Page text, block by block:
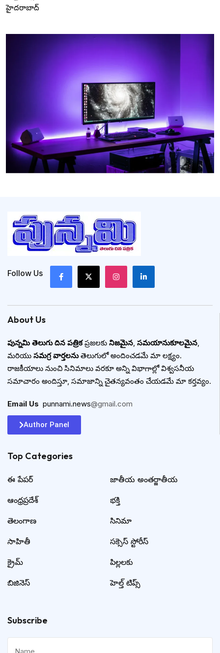
హైదరాబాద్
Follow Us
About Us
పున్నమి తెలుగు దిన పత్రికప్రజలకు నిజమైన, సమయానుకూలమైన,
మరియు సమగ్ర వార్తలనుతెలుగులో అందించడమే మా లక్ష్యం.
రాజకీయాలు నుంచి సినిమాలు వరకూ అన్ని విభాగాల్లో విశ్వసనీయ
సమాచారం అందిస్తూ, సమాజాన్ని చైతన్యవంతం చేయడమే మా కర్తవ్యం.
Email Us punnami.news@gmail.com
Author Panel
Top Categories​
ఈ పేపర్
ఆంధ్రప్రదేశ్
తెలంగాణ
సాహితీ
క్రైమ్
బిజినెస్
జాతీయ అంతర్జాతీయ
భక్తి
సినిమా
సక్సెస్ స్టోరీస్
పిల్లలకు
హెల్త్ టిప్స్
Subscribe